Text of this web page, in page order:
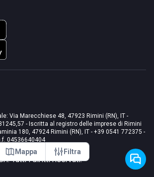
Mappa Filtra
Via Marecchiese 48, 47923 Rimini (RN), IT -
- Iscritta al registro delle imprese di Rimini
180, 47924 Rimini (RN), IT - +39 0541 772375 -
04536640404
Tutti i diritti riservati.